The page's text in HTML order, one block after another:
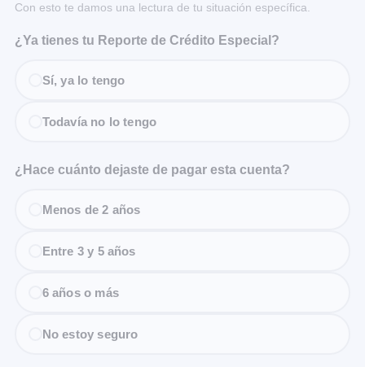
Con esto te damos una lectura de tu situación específica.
¿Ya tienes tu Reporte de Crédito Especial?
Sí, ya lo tengo
Todavía no lo tengo
¿Hace cuánto dejaste de pagar esta cuenta?
Menos de 2 años
Entre 3 y 5 años
6 años o más
No estoy seguro